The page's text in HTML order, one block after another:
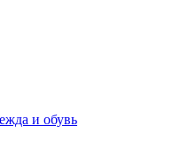
и обувь